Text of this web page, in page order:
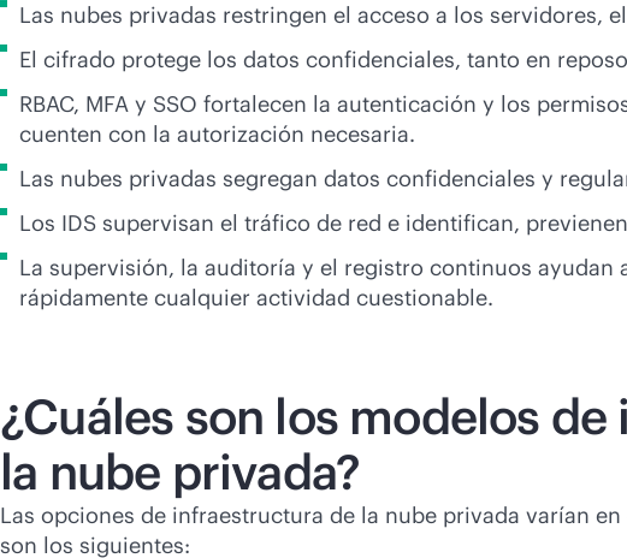
Las nubes privadas restringen el acceso a los servidores,
El cifrado protege los datos confidenciales, tanto en
RBAC, MFA y SSO fortalecen la autenticación y los
cuenten con la autorización necesaria.
Las nubes privadas segregan datos confidenciales y
Los IDS supervisan el tráfico de red e identifican,
La supervisión, la auditoría y el registro continuos
rápidamente cualquier actividad cuestionable.
¿Cuáles son los modelos
la nube privada?
Las opciones de infraestructura de la nube privada varían
son los siguientes: